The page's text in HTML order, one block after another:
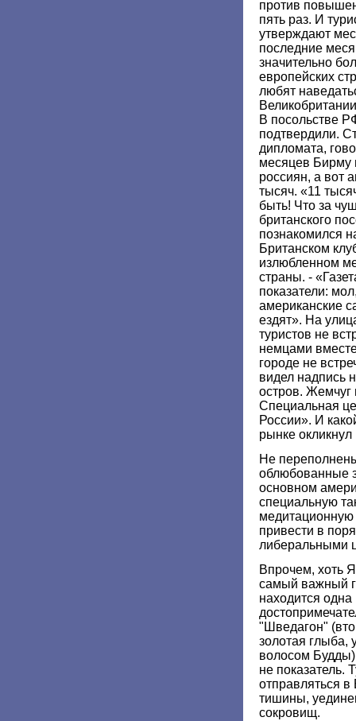
против
пять раз. И
утверждают
последние
значительно
европейских
любят
В посольстве
подтвердили.
дипломата,
месяцев Бирму
россиян, а вот
тысяч. «11
быть! Что за
британского
познакомился
Британском
излюбленном
страны. -
показатели:
американские
ездят». На
туристов не
немцами
городе не
видел надпись
остров. Жемчуг
Специальная
России». И
рынке
Не
облюбованные
основном
специальную
медитационную
привести в
либеральными
Впрочем, хоть
самый важный
находится
"Шведагон"
золотая глыба,
волосом
не показатель.
отправляться
тишины,
сокровищ.